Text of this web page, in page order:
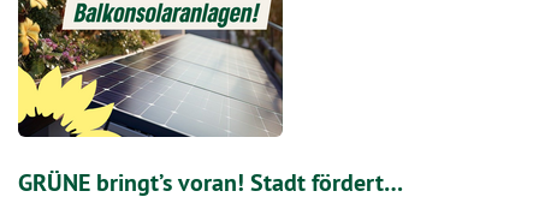
GRÜNE bringt’s voran! Stadt fördert…